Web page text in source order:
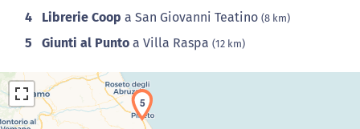
4 Librerie Coop a San Giovanni Teatino (8 km)
5 Giunti al Punto a Villa Raspa (12 km)
5